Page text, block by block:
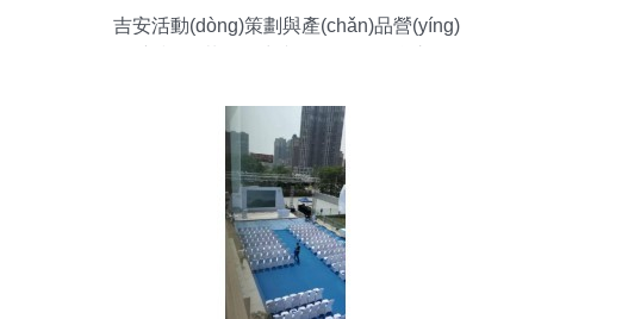
吉安活動(dòng)策劃與產(chǎn)品營(yíng)